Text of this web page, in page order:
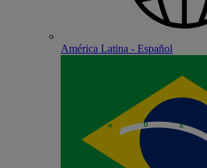
América Latina - Español